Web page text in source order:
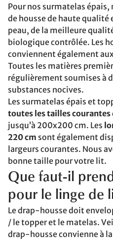
Pour nos surmatelas
de housse de haute qualité
peau, de la meilleure
biologique contrôlée. Les
conviennent également
Toutes les matières
régulièrement soumises à
substances nocives.
Les surmatelas épais et
toutes les tailles courantes
jusqu’à 200x200 cm. Les
220 cm sont également
largeurs courantes. Nous
bonne taille pour votre lit.
Que faut-il
pour le linge de
Le drap-housse doit
/ le topper et le matelas.
drap-housse convienne à